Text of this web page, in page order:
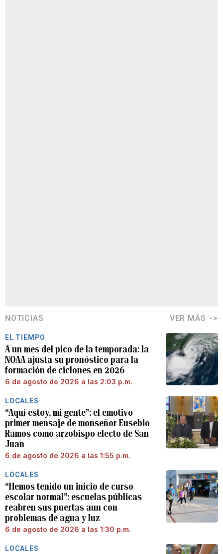
NOTICIAS VER MÁS
EL TIEMPO
A un mes del pico de la temporada: la
NOAA ajusta su pronóstico para la
formación de ciclones en 2026
6 de agosto de 2026 a las 2:03 p.m.
LOCALES
“Aquí estoy, mi gente”: el emotivo
primer mensaje de monseñor Eusebio
Ramos como arzobispo electo de San
Juan
6 de agosto de 2026 a las 1:55 p.m.
LOCALES
“Hemos tenido un inicio de curso
escolar normal”: escuelas públicas
reabren sus puertas aun con
problemas de agua y luz
6 de agosto de 2026 a las 1:30 p.m.
LOCALES